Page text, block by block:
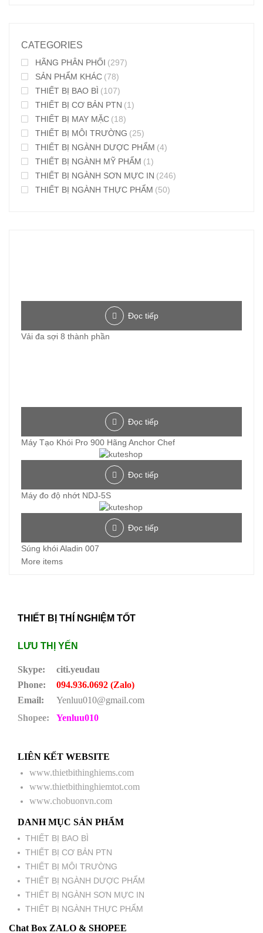
CATEGORIES
HÃNG PHÂN PHỐI (297)
SẢN PHẨM KHÁC (78)
THIẾT BỊ BAO BÌ (107)
THIẾT BỊ CƠ BẢN PTN (1)
THIẾT BỊ MAY MẶC (18)
THIẾT BỊ MÔI TRƯỜNG (25)
THIẾT BỊ NGÀNH DƯỢC PHẨM (4)
THIẾT BỊ NGÀNH MỸ PHẨM (1)
THIẾT BỊ NGÀNH SƠN MỰC IN (246)
THIẾT BỊ NGÀNH THỰC PHẨM (50)
Đọc tiếp
Vải đa sợi 8 thành phần
Đọc tiếp
Máy Tạo Khói Pro 900 Hãng Anchor Chef
Đọc tiếp
Máy đo độ nhớt NDJ-5S
Đọc tiếp
Súng khói Aladin 007
More items
THIẾT BỊ THÍ NGHIỆM TỐT
LƯU THỊ YẾN
Skype:
citi.yeudau
Phone:
094.936.0692 (Zalo)
Email:
Yenluu010@gmail.com
Shopee:
Yenluu010
LIÊN KẾT WEBSITE
www.thietbithinghiems.com
www.thietbithinghiemtot.com
www.chobuonvn.com
DANH MỤC SẢN PHẨM
THIẾT BỊ BAO BÌ
THIẾT BỊ CƠ BẢN PTN
THIẾT BỊ MÔI TRƯỜNG
THIẾT BỊ NGÀNH DƯỢC PHẨM
THIẾT BỊ NGÀNH SƠN MỰC IN
THIẾT BỊ NGÀNH THỰC PHẨM
Chat Box ZALO & SHOPEE